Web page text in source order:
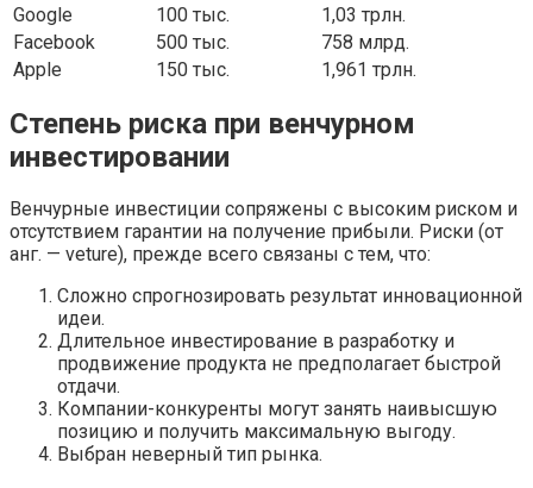
Google
100 тыс.
1,03 трлн.
Facebook
500 тыс.
758 млрд.
Apple
150 тыс. 1,961 трлн.
Степень риска при венчурном
инвестировании
Венчурные инвестиции сопряжены с высоким риском и
отсутствием гарантии на получение прибыли. Риски (от
анг. — veture), прежде всего связаны с тем, что:
Сложно спрогнозировать результат инновационной
идеи.
Длительное инвестирование в разработку и
продвижение продукта не предполагает быстрой
отдачи.
Компании-конкуренты могут занять наивысшую
позицию и получить максимальную выгоду.
Выбран неверный тип рынка.